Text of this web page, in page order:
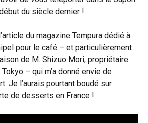
début du siècle dernier !
du magazine Tempura dédié à
pour le café – et particulièrement
de M. Shizuo Mori, propriétaire
– qui m’a donné envie de
Je l’aurais pourtant boudé sur
de desserts en France !